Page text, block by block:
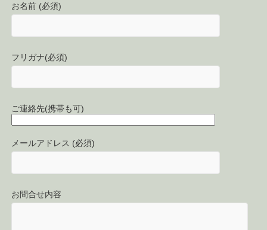
お名前 (必須)
フリガナ(必須)
ご連絡先(携帯も可)
メールアドレス (必須)
お問合せ内容